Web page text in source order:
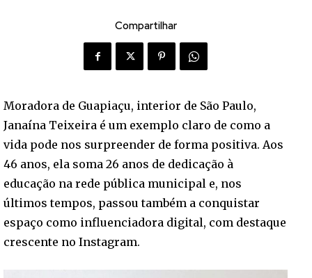
Compartilhar
Moradora de Guapiaçu, interior de São Paulo,
Janaína Teixeira é um exemplo claro de como a
vida pode nos surpreender de forma positiva. Aos
46 anos, ela soma 26 anos de dedicação à
educação na rede pública municipal e, nos
últimos tempos, passou também a conquistar
espaço como influenciadora digital, com destaque
crescente no Instagram.